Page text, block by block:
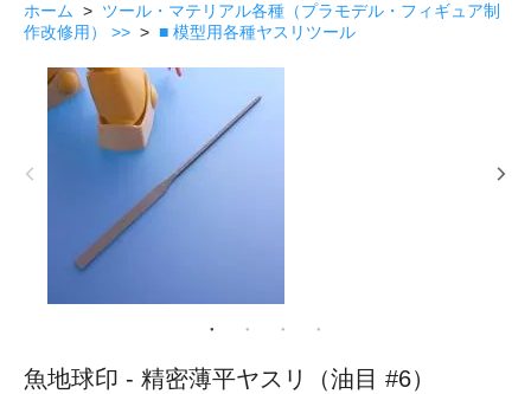
ホーム > ツール・マテリアル各種（プラモデル・フィギュア制
作改修用） >> > ■ 模型用各種ヤスリツール
魚地球印 - 精密薄平ヤスリ（油目 #6）